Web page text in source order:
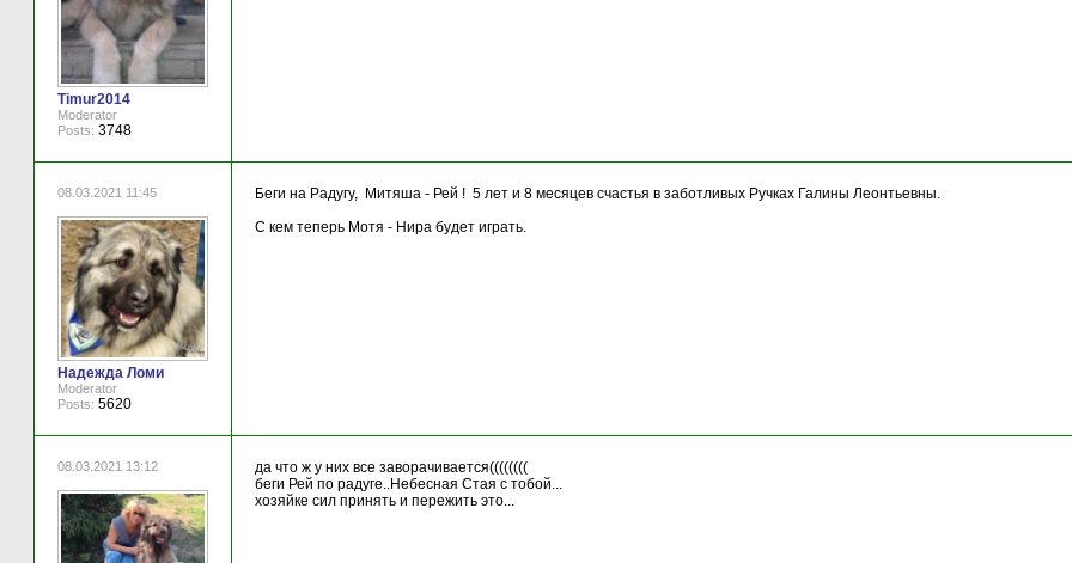
Timur2014
Moderator
Posts: 3748
08.03.2021 11:45
Надежда Ломи
Moderator
Posts: 5620
Беги на Радугу, Митяша - Рей ! 5 лет и 8 месяцев счастья в заботливых Ручках Галины Леонтьевны.
С кем теперь Мотя - Нира будет играть.
08.03.2021 13:12
да что ж у них все заворачивается((((((((
беги Рей по радуге..Небесная Стая с тобой...
хозяйке сил принять и пережить это...